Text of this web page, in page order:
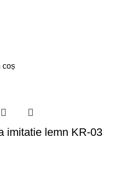
coș
imitatie lemn KR-03